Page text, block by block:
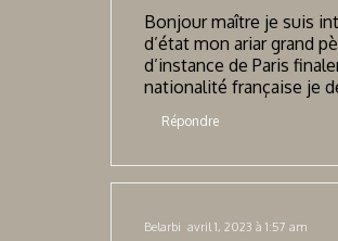
Bonjour maître je suis
d’état mon ariar grand
d’instance de Paris
nationalité française je
Répondre
Belarbi avril 1, 2023 à 1:57 am